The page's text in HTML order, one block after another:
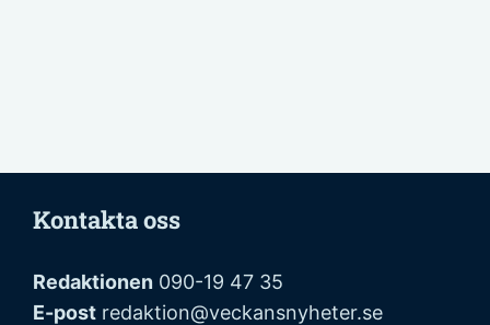
Kontakta oss
Redaktionen 090-19 47 35
E-post redaktion@veckansnyheter.se